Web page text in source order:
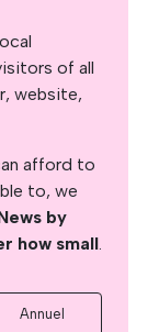
of all
website,
afford to
to, we
by
how small.
Annuel